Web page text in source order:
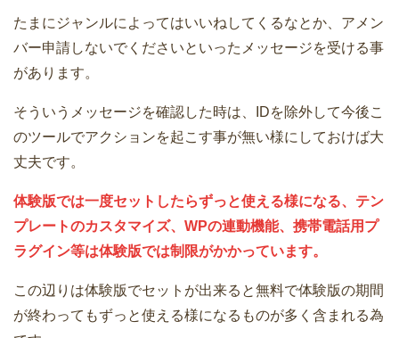
たまにジャンルによってはいいねしてくるなとか、アメン
バー申請しないでくださいといったメッセージを受ける事
があります。
そういうメッセージを確認した時は、IDを除外して今後こ
のツールでアクションを起こす事が無い様にしておけば大
丈夫です。
体験版では一度セットしたらずっと使える様になる、テン
プレートのカスタマイズ、WPの連動機能、携帯電話用プ
ラグイン等は体験版では制限がかかっています。
この辺りは体験版でセットが出来ると無料で体験版の期間
が終わってもずっと使える様になるものが多く含まれる為